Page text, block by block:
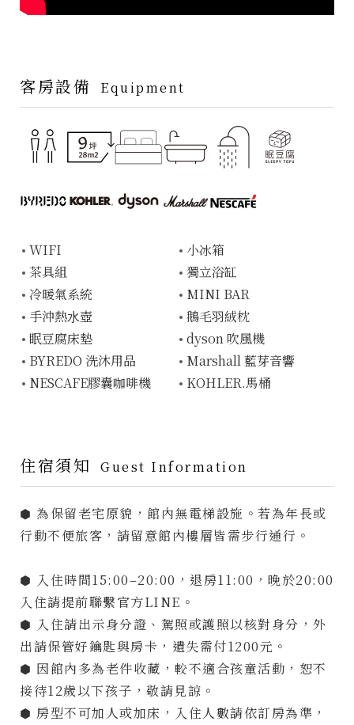
線上訂房
700 台南市
22號
Open Time
09:00-
20:00
Phone
2225483
Follow
Us
客房設備 Equipment
WIFI
⼩冰箱
茶具組
獨立浴缸
冷暖氣系統
MINI BAR
⼿沖熱⽔壺
鵝毛⽻絨枕
眠豆腐床墊
dyson 吹風機
BYREDO 洗沐用品
Marshall 藍芽音響
NESCAFE膠囊咖啡機
KOHLER.馬桶
住宿須知 Guest Information
⬢ 為保留老宅原貌，館內無電梯設施。若為年長或
行動不便旅客，請留意館內樓層皆需步行通行。
⬢ 入住時間15:00–20:00，退房11:00，晚於20:00
入住請提前聯繫官方LINE。
⬢ 入住請出示身分證、駕照或護照以核對身分，外
出請保管好鑰匙與房卡，遺失需付1200元。
⬢ 因館內多為老件收藏，較不適合孩童活動，恕不
接待12歲以下孩子，敬請見諒。
⬢ 房型不可加人或加床，入住人數請依訂房為準，